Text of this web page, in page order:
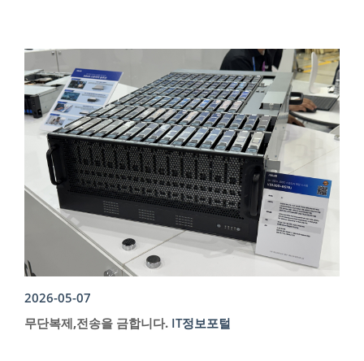
2026-05-07
무단복제,전송을 금합니다. IT정보포털